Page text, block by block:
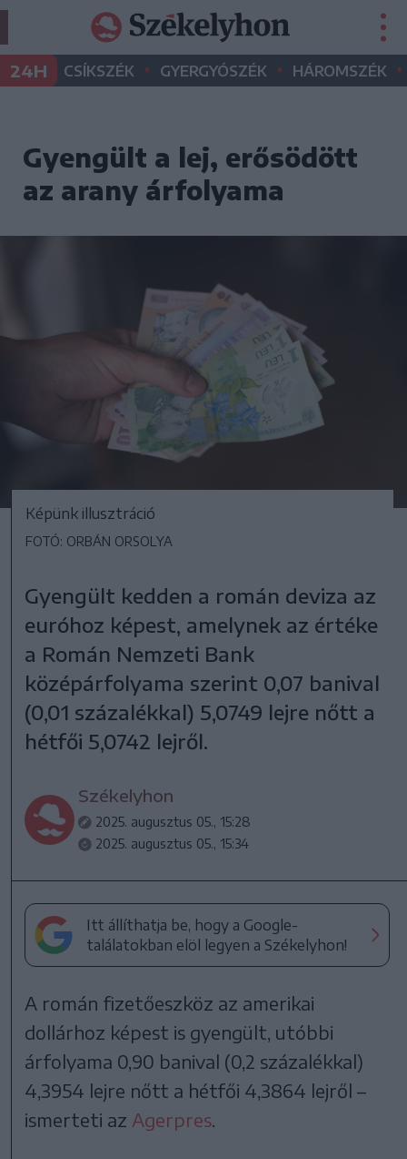
24H CSÍKSZÉK • GYERGYÓSZÉK • HÁROMSZÉK •
Gyengült a lej, erősödött
az arany árfolyama
Képünk illusztráció
FOTÓ: ORBÁN ORSOLYA
Gyengült kedden a román deviza az
euróhoz képest, amelynek az értéke
a Román Nemzeti Bank
középárfolyama szerint 0,07 banival
(0,01 százalékkal) 5,0749 lejre nőtt a
hétfői 5,0742 lejről.
Székelyhon
2025. augusztus 05., 15:28
2025. augusztus 05., 15:34
Itt állíthatja be, hogy a Google-
találatokban elöl legyen a Székelyhon!
A román fizetőeszköz az amerikai
dollárhoz képest is gyengült, utóbbi
árfolyama 0,90 banival (0,2 százalékkal)
4,3954 lejre nőtt a hétfői 4,3864 lejről –
ismerteti az Agerpres